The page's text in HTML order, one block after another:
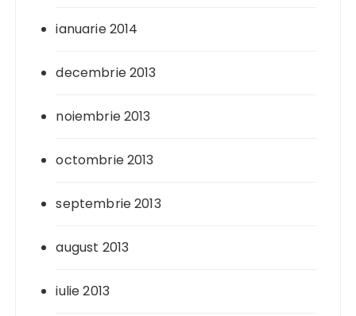
ianuarie 2014
decembrie 2013
noiembrie 2013
octombrie 2013
septembrie 2013
august 2013
iulie 2013